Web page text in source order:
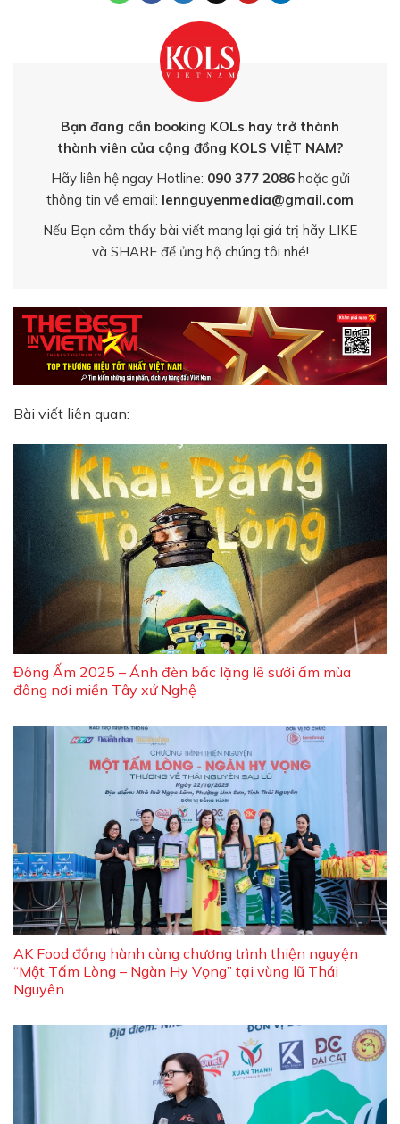
Bạn đang cần booking KOLs hay trở thành
thành viên của cộng đồng KOLS VIỆT NAM?
Hãy liên hệ ngay Hotline: 090 377 2086hoặc gửi
thông tin về email: lennguyenmedia@gmail.com
Nếu Bạn cảm thấy bài viết mang lại giá trị hãy LIKE
và SHARE để ủng hộ chúng tôi nhé!
Bài viết liên quan:
Đông Ấm 2025 – Ánh đèn bấc lặng lẽ sưởi ấm mùa
đông nơi miền Tây xứ Nghệ
AK Food đồng hành cùng chương trình thiện nguyện
“Một Tấm Lòng – Ngàn Hy Vọng” tại vùng lũ Thái
Nguyên